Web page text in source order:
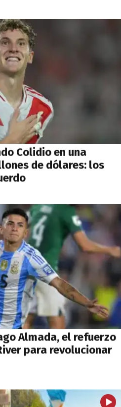
Colidio en una
de dólares: los
Almada, el refuerzo
para revolucionar